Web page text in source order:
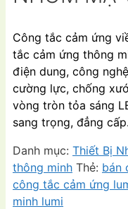
Công tắc cảm ứng
tắc cảm ứng thông
điện dung, công
cường lực, chống
vòng tròn tỏa sáng
sang trọng, đẳng cấp.
Danh mục: Thiết Bị
thông minh Thẻ: bán
công tắc cảm ứng
minh lumi